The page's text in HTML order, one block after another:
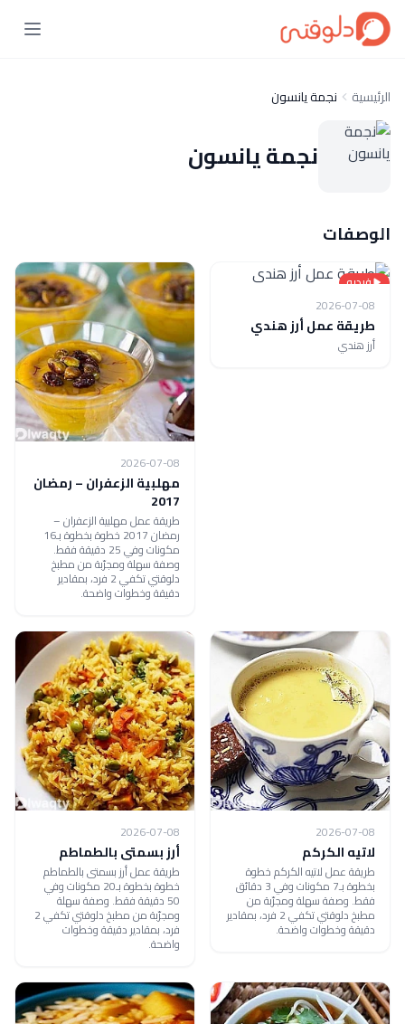
الرئيسية نجمة يانسون
نجمة يانسون
الوصفات
فيديو
2026-07-08
طريقة عمل أرز هندي
أرز هندي
2026-07-08
مهلبية الزعفران – رمضان
2017
طريقة عمل مهلبية الزعفران –
رمضان 2017 خطوة بخطوة بـ16
مكونات وفي 25 دقيقة فقط.
وصفة سهلة ومجرّبة من مطبخ
دلوقتي تكفي 2 فرد، بمقادير
دقيقة وخطوات واضحة.
2026-07-08
لاتيه الكركم
طريقة عمل لاتيه الكركم خطوة
بخطوة بـ7 مكونات وفي 3 دقائق
فقط. وصفة سهلة ومجرّبة من
مطبخ دلوقتي تكفي 2 فرد، بمقادير
دقيقة وخطوات واضحة.
2026-07-08
أرز بسمتى بالطماطم
طريقة عمل أرز بسمتى بالطماطم
خطوة بخطوة بـ20 مكونات وفي
50 دقيقة فقط. وصفة سهلة
ومجرّبة من مطبخ دلوقتي تكفي 2
فرد، بمقادير دقيقة وخطوات
واضحة.